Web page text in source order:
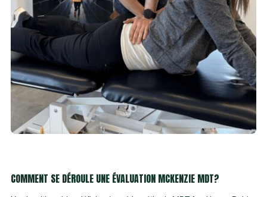
COMMENT SE DÉROULE UNE ÉVALUATION MCKENZIE MDT?